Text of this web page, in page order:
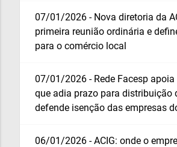
07/01/2026 - Nova diretoria da
primeira reunião ordinária e
para o comércio local
07/01/2026 - Rede Facesp
que adia prazo para distribuição
defende isenção das empresas
06/01/2026 - ACIG: onde o